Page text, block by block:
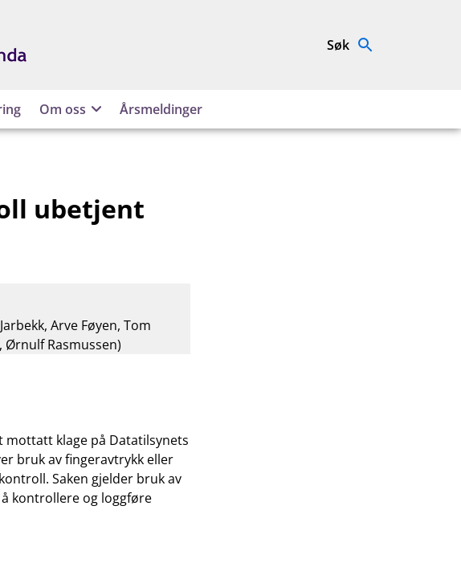
Søk
Om oss Årsmeldinger
ubetjent
Arve Føyen, Tom
Ørnulf Rasmussen)
mottatt klage på Datatilsynets
bruk av fingeravtrykk eller
Saken gjelder bruk av
kontrollere og loggføre